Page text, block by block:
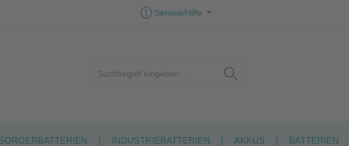
Service/Hilfe
INDUSTRIEBATTERIEN AKKUS BATTERIEN